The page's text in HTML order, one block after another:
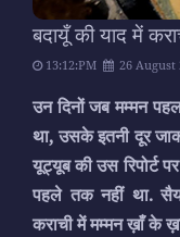
बदायूँ की याद में
13:12:PM 26 August
उन दिनों जब मम्मन
था, उसके इतनी दूर
यूट्यूब की उस रिपोर्ट
पहले तक नहीं था.
कराची में मम्मन ख़ाँ के